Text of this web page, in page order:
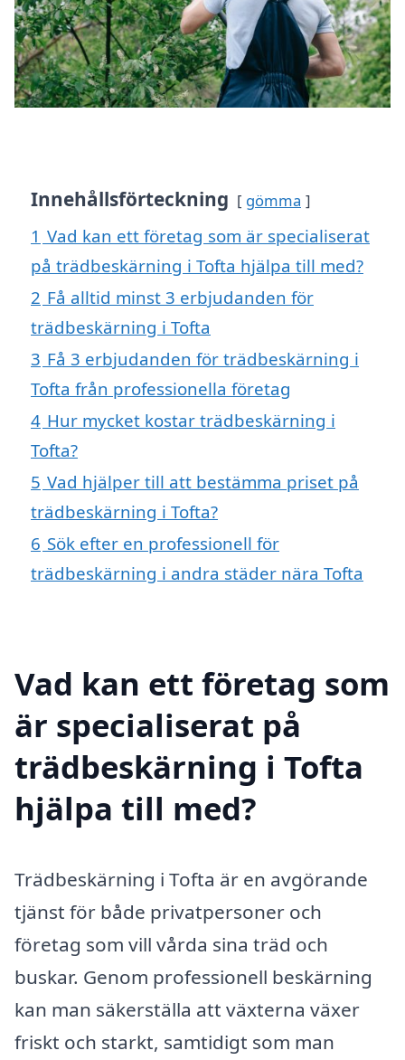
Innehållsförteckning gömma
1 Vad kan ett företag som är specialiserat
på trädbeskärning i Tofta hjälpa till med?
2 Få alltid minst 3 erbjudanden för
trädbeskärning i Tofta
3 Få 3 erbjudanden för trädbeskärning i
Tofta från professionella företag
4 Hur mycket kostar trädbeskärning i
Tofta?
5 Vad hjälper till att bestämma priset på
trädbeskärning i Tofta?
6 Sök efter en professionell för
trädbeskärning i andra städer nära Tofta
Vad kan ett företag som
är specialiserat på
trädbeskärning i Tofta
hjälpa till med?
Trädbeskärning i Tofta är en avgörande
tjänst för både privatpersoner och
företag som vill vårda sina träd och
buskar. Genom professionell beskärning
kan man säkerställa att växterna växer
friskt och starkt, samtidigt som man